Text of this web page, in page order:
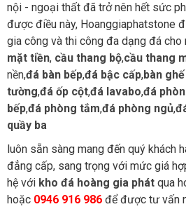
nội - ngoại thất đã trở nên hết sức
được điều này, Hoanggiaphatstone
gia công và thi công đa dạng đá cho
mặt tiền, cầu thang bộ,cầu thang
nền,đá bàn bếp,đá bậc cấp,bàn
tường,đá ốp cột,đá lavabo,đá
bếp,đá phòng tắm,đá phòng ngủ,
quầy ba
luôn sẵn sàng mang đến quý khách
đẳng cấp, sang trọng với mức giá
hệ với kho đá hoàng gia phát qua
hoặc 0946 916 986 để được tư vấn